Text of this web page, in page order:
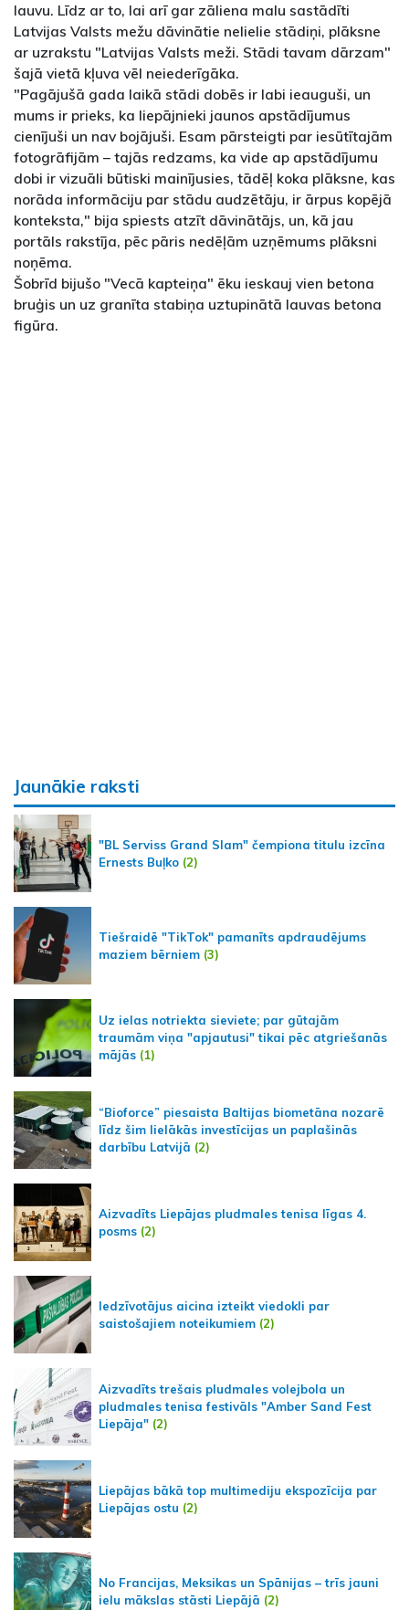
lauvu. Līdz ar to, lai arī gar zāliena malu sastādīti
Latvijas Valsts mežu dāvinātie nelielie stādiņi, plāksne
ar uzrakstu "Latvijas Valsts meži. Stādi tavam dārzam"
šajā vietā kļuva vēl neiederīgāka.
"Pagājušā gada laikā stādi dobēs ir labi ieauguši, un
mums ir prieks, ka liepājnieki jaunos apstādījumus
cienījuši un nav bojājuši. Esam pārsteigti par iesūtītajām
fotogrāfijām – tajās redzams, ka vide ap apstādījumu
dobi ir vizuāli būtiski mainījusies, tādēļ koka plāksne, kas
norāda informāciju par stādu audzētāju, ir ārpus kopējā
konteksta," bija spiests atzīt dāvinātājs, un, kā jau
portāls rakstīja, pēc pāris nedēļām uzņēmums plāksni
noņēma.
Šobrīd bijušo "Vecā kapteiņa" ēku ieskauj vien betona
bruģis un uz granīta stabiņa uztupinātā lauvas betona
figūra.
Jaunākie raksti
"BL Serviss Grand Slam" čempiona titulu izcīna
Ernests Buļko (2)
Tiešraidē "TikTok" pamanīts apdraudējums
maziem bērniem (3)
Uz ielas notriekta sieviete; par gūtajām
traumām viņa "apjautusi" tikai pēc atgriešanās
mājās (1)
“Bioforce” piesaista Baltijas biometāna nozarē
līdz šim lielākās investīcijas un paplašinās
darbību Latvijā (2)
Aizvadīts Liepājas pludmales tenisa līgas 4.
posms (2)
Iedzīvotājus aicina izteikt viedokli par
saistošajiem noteikumiem (2)
Aizvadīts trešais pludmales volejbola un
pludmales tenisa festivāls "Amber Sand Fest
Liepāja" (2)
Liepājas bākā top multimediju ekspozīcija par
Liepājas ostu (2)
No Francijas, Meksikas un Spānijas – trīs jauni
ielu mākslas stāsti Liepājā (2)